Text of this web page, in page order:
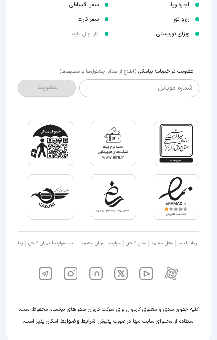
اجاره ویلا
رزرو تور
ویزای توریستی
سفر اقساطی
سفر کارت
کارناوال تایم
عضویت در خبرنامه پیامکی (اطلاع از هدایا جشنواره‌ها و تخفیف‌ها)
شماره موبایل عضویت
ویلا رامسر هتل مشهد هتل کیش هواپیما تهران مشهد بلیط هواپیما تهران کیش ویلا شمال
کلیه حقوق مادی و معنوی کارناوال برای شرکت کاروان سفر های نیکسام محفوظ است.
استفاده از محتوای سایت تنها در صورت پذیرش شرایط و ضوابط امکان پذیر است.